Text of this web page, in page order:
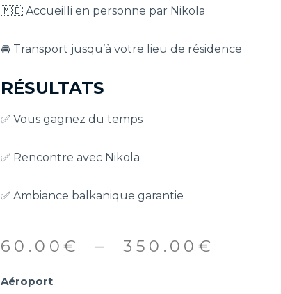
🇲🇪 Accueilli en personne par Nikola
🚘 Transport jusqu’à votre lieu de résidence
RÉSULTATS
✅ Vous gagnez du temps
✅ Rencontre avec Nikola
✅ Ambiance balkanique garantie
60.00 € – 350.00 €
Aéroport